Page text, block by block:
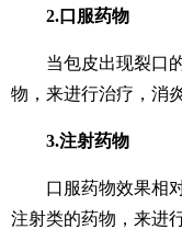
2.口服药物
当包皮出现裂口的
物，来进行治疗，消
3.注射药物
口服药物效果相对
注射类的药物，来进